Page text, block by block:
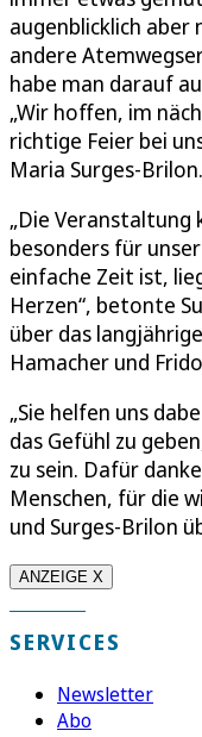
augenblicklich aber
andere
habe man darauf
„Wir hoffen, im
richtige Feier bei
Maria Surges-Brilon.
„Die Veranstaltung
besonders für
einfache Zeit ist,
Herzen“, betonte
über das
Hamacher und
„Sie helfen uns
das Gefühl zu
zu sein. Dafür
Menschen, für die
und Surges-Brilon
ANZEIGE X
SERVICES
Newsletter
Abo